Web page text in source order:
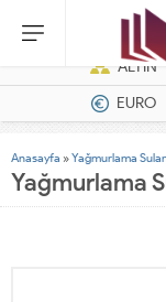
Hatasız
ALTIN
EURO
Anasayfa »Yağmurlama
Yağmurlama